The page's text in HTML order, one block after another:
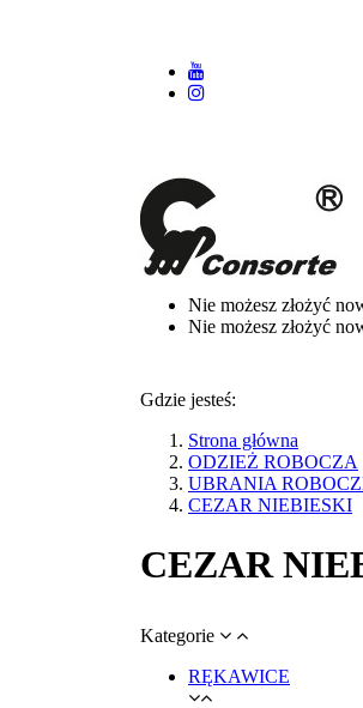
Nie możesz złożyć
Nie możesz złożyć
Gdzie jesteś:
Strona główna
ODZIEŻ ROBOCZA
UBRANIA
CEZAR NIEBIESKI
CEZAR
Kategorie
RĘKAWICE